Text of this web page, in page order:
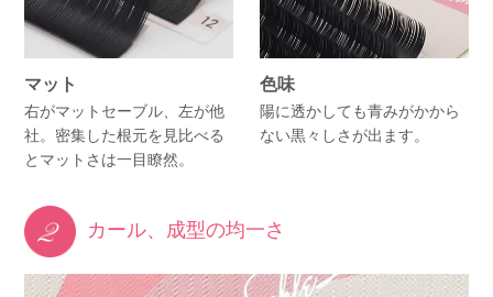
マット
右がマットセーブル、左が他
社。密集した根元を見比べる
とマットさは一目瞭然。
色味
陽に透かしても青みがかから
ない黒々しさが出ます。
カール、成型の均一さ